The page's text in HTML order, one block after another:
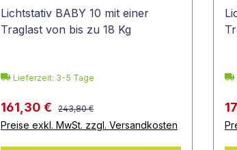
Lichtstativ BABY 10 mit einer
Traglast von bis zu 18 Kg
Lieferzeit: 3-5 Tage
161,30 € 243,80 €
Preise exkl. MwSt. zzgl. Versandkosten